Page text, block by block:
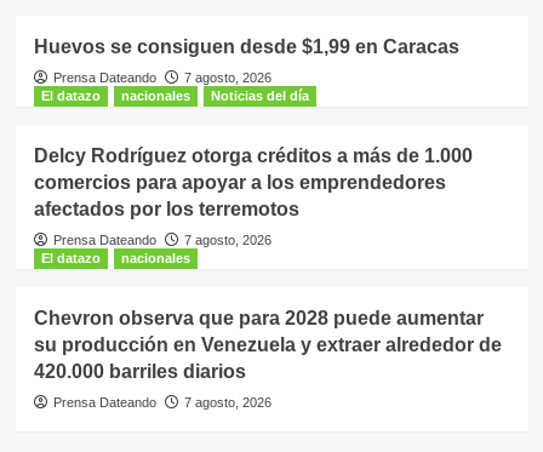
Huevos se consiguen desde $1,99 en Caracas
Prensa Dateando
7 agosto, 2026
El datazo
nacionales Noticias del día
Delcy Rodríguez otorga créditos a más de 1.000
comercios para apoyar a los emprendedores
afectados por los terremotos
Prensa Dateando
7 agosto, 2026
El datazo
nacionales
Chevron observa que para 2028 puede aumentar
su producción en Venezuela y extraer alrededor de
420.000 barriles diarios
Prensa Dateando 7 agosto, 2026